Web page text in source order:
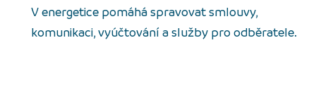
V energetice pomáhá spravovat smlouvy,
komunikaci, vyúčtování a služby pro odběratele.